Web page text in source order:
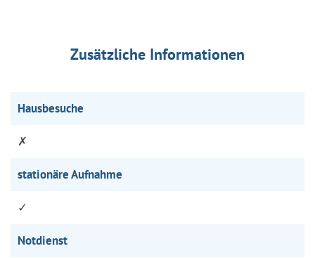
Zusätzliche Informationen
Hausbesuche
✗
stationäre Aufnahme
✓
Notdienst